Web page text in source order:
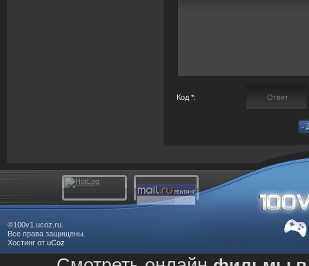
Код *:
©100v1.ucoz.ru.
Все права защищены.
Хостинг от uCoz